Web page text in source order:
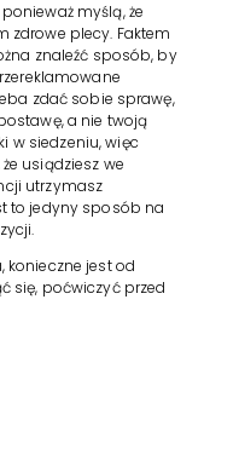
myślą, że
zdrowe plecy. Faktem
znaleźć sposób, by
zdać sobie sprawę,
a nie twoją
w siedzeniu, więc
usiądziesz we
utrzymasz
to jedyny sposób na
konieczne jest od
się, poćwiczyć przed